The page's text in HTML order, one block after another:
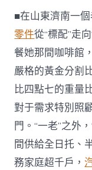
■在山東濟南一
零件從“標配”走
餐她那間咖啡館
嚴格的黃金分割
比四點七的重量
對于需求特別照
門。“一老”之外
間供給全日托、
務家庭超千戶，